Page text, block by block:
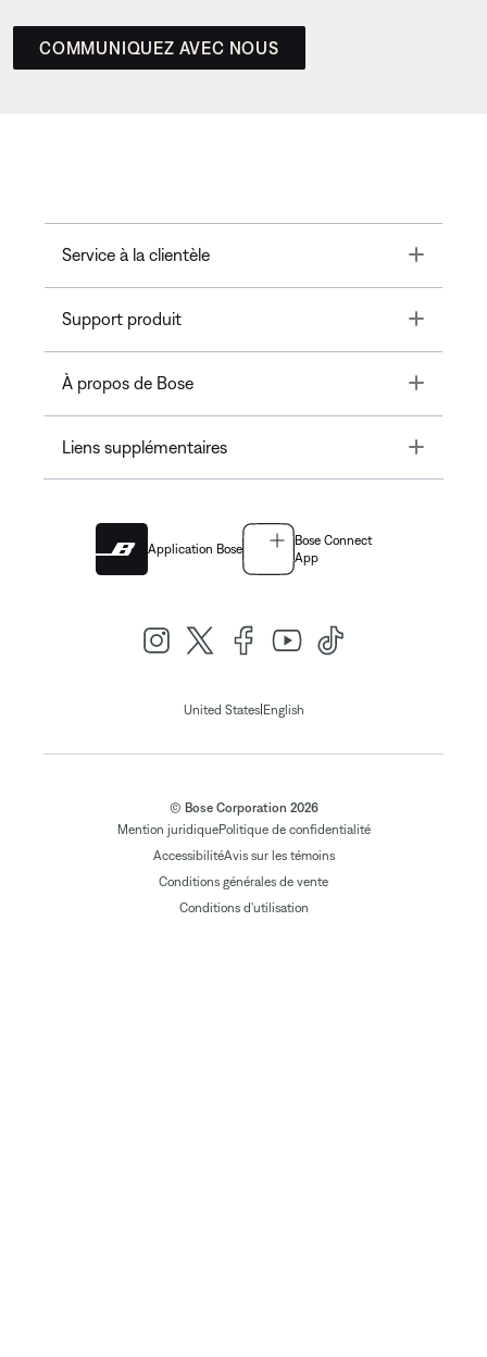
COMMUNIQUEZ AVEC NOUS
Service à la clientèle Toggle
Support produit Toggle
À propos de Bose Toggle
Liens supplémentaires Toggle
Application Bose
Bose Connect
App
United States| English
© Bose Corporation 2026
Mention juridiquePolitique de confidentialité
AccessibilitéAvis sur les témoins
Conditions générales de vente
Conditions d'utilisation